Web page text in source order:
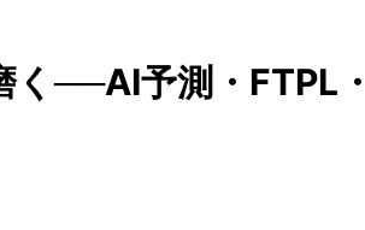
く──AI予測・FTPL